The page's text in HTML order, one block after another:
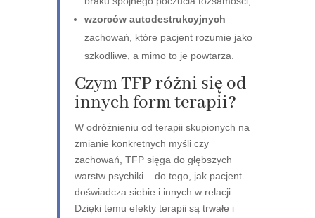
wzorców autodestrukcyjnych –
zachowań, które pacjent rozumie jako
szkodliwe, a mimo to je powtarza.
Czym TFP różni się od
innych form terapii?
W odróżnieniu od terapii skupionych na
zmianie konkretnych myśli czy
zachowań, TFP sięga do głębszych
warstw psychiki – do tego, jak pacjent
doświadcza siebie i innych w relacji.
Dzięki temu efekty terapii są trwałe i